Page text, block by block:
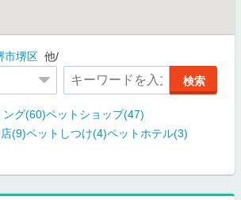
市堺区 他
ング(60)ペットショップ(47)
(9)ペットしつけ(4)ペットホテル(3)